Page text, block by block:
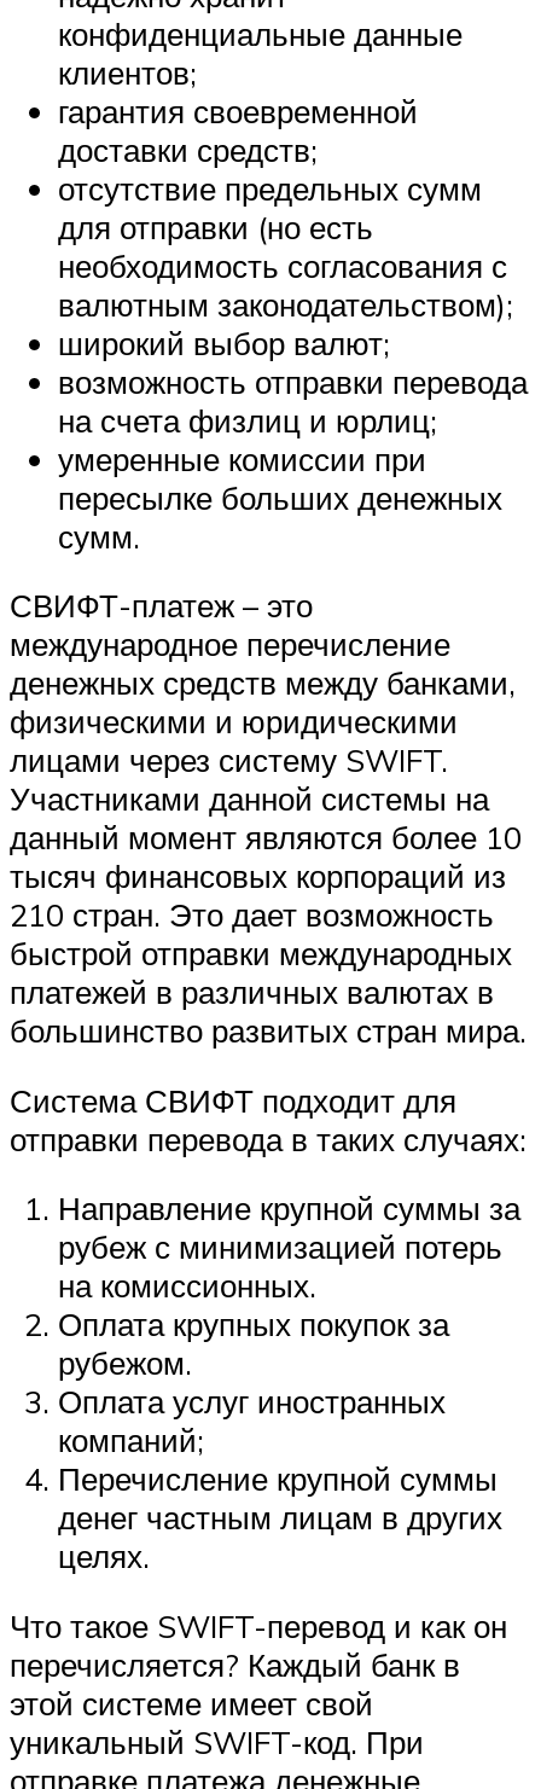
конфиденциальные данные
клиентов;
гарантия своевременной
доставки средств;
отсутствие предельных сумм
для отправки (но есть
необходимость согласования с
валютным законодательством);
широкий выбор валют;
возможность отправки перевода
на счета физлиц и юрлиц;
умеренные комиссии при
пересылке больших денежных
сумм.
СВИФТ-платеж – это
международное перечисление
денежных средств между банками,
физическими и юридическими
лицами через систему SWIFT.
Участниками данной системы на
данный момент являются более 10
тысяч финансовых корпораций из
210 стран. Это дает возможность
быстрой отправки международных
платежей в различных валютах в
большинство развитых стран мира.
Система СВИФТ подходит для
отправки перевода в таких случаях:
Направление крупной суммы за
рубеж с минимизацией потерь
на комиссионных.
Оплата крупных покупок за
рубежом.
Оплата услуг иностранных
компаний;
Перечисление крупной суммы
денег частным лицам в других
целях.
Что такое SWIFT-перевод и как он
перечисляется? Каждый банк в
этой системе имеет свой
уникальный SWIFT-код. При
отправке платежа денежные